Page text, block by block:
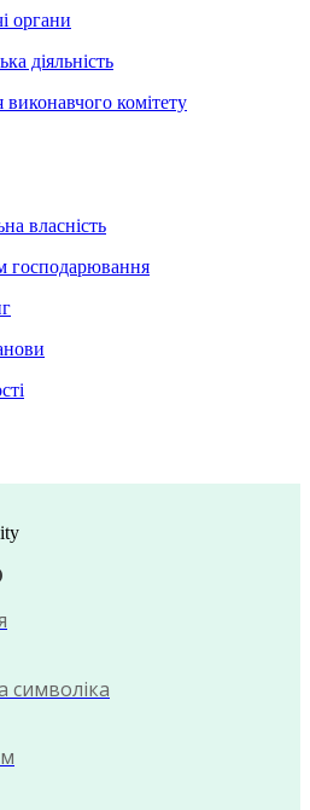
органи
діяльність
виконавчого комітету
власність
господарювання
символіка